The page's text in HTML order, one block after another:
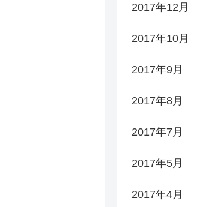
2017年12月
2017年10月
2017年9月
2017年8月
2017年7月
2017年5月
2017年4月